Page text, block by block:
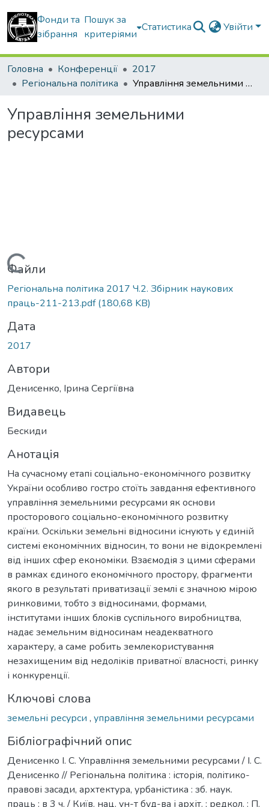
Фонди та
зібрання
Пошук за
критеріями
Статистика Увійти
Головна Конференції
2017
Регіональна політика
Управління земельними ресурсами
Управління земельними
ресурсами
Вантажиться...
Файли
Регіональна політика 2017 Ч.2. Збірник наукових
праць-211-213.pdf(180,68 KB)
Дата
2017
Автори
Денисенко, Ірина Сергіївна
Видавець
Бескиди
Анотація
На сучасному етапі соціально-економічного розвитку
України особливо гостро стоїть завдання ефективного
управління земельними ресурсами як основи
просторового соціально-економічного розвитку
країни. Оскільки земельні відносини існують у єдиній
системі економічних відносин, то вони не відокремлені
від інших сфер економіки. Взаємодія з цими сферами
в рамках єдиного економічного простору, фрагменти
якого в результаті приватизації землі є значною мірою
ринковими, тобто з відносинами, формами,
інститутами інших блоків суспільного виробництва,
надає земельним відносинам неадекватного
характеру, а саме робить землекористування
незахищеним від недоліків приватної власності, ринку
і конкуренції.
Ключові слова
земельні ресурси , управління земельними ресурсами
Бібліографічний опис
Денисенко І. С. Управління земельними ресурсами / І. С.
Денисенко // Регіональна політика : історія, політико-
правові засади, архтектура, урбаністика : зб. наук.
праць : в 3 ч. / Київ. нац. ун-т буд-ва і архіт. ; редкол. : П.